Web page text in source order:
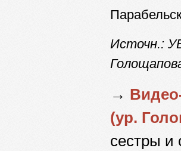
Источн.:
→
(ур.
сестры